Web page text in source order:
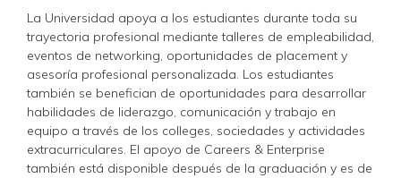
La Universidad apoya a los estudiantes durante toda su
trayectoria profesional mediante talleres de empleabilidad,
eventos de networking, oportunidades de placement y
asesoría profesional personalizada. Los estudiantes
también se benefician de oportunidades para desarrollar
habilidades de liderazgo, comunicación y trabajo en
equipo a través de los colleges, sociedades y actividades
extracurriculares. El apoyo de Careers & Enterprise
también está disponible después de la graduación y es de